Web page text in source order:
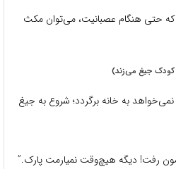
که حتی هنگام عصبانیت، می‌توان مکث
به خانه برگردد؛ شروع به جیغ
رفت! دیگه هیچ‌وقت نمیارمت پارک.”